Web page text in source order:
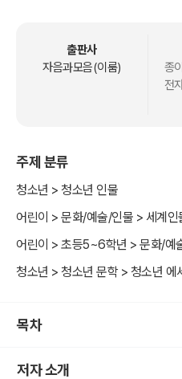
독, 시나리오 작가로 활약했지만
추방당한다. 단 한 순간도 평탄하
출판사
자음과모음(이룸)
종
전
주제 분류
청소년 > 청소년 인물
어린이 > 문화/예술/인물 > 세계인
어린이 > 초등5~6학년 > 문화/예
청소년 > 청소년 문학 > 청소년 에
목차
저자 소개